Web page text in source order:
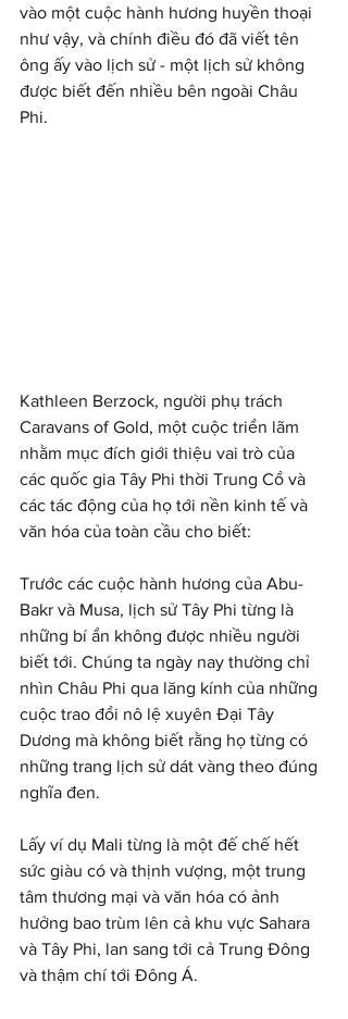
vào một cuộc hành hương huyền thoại
như vậy, và chính điều đó đã viết tên
ông ấy vào lịch sử - một lịch sử không
được biết đến nhiều bên ngoài Châu
Phi.
Kathleen Berzock, người phụ trách
Caravans of Gold, một cuộc triển lãm
nhằm mục đích giới thiệu vai trò của
các quốc gia Tây Phi thời Trung Cổ và
các tác động của họ tới nền kinh tế và
văn hóa của toàn cầu cho biết:
Trước các cuộc hành hương của Abu-
Bakr và Musa, lịch sử Tây Phi từng là
những bí ẩn không được nhiều người
biết tới. Chúng ta ngày nay thường chỉ
nhìn Châu Phi qua lăng kính của những
cuộc trao đổi nô lệ xuyên Đại Tây
Dương mà không biết rằng họ từng có
những trang lịch sử dát vàng theo đúng
nghĩa đen.
Lấy ví dụ Mali từng là một đế chế hết
sức giàu có và thịnh vượng, một trung
tâm thương mại và văn hóa có ảnh
hưởng bao trùm lên cả khu vực Sahara
và Tây Phi, lan sang tới cả Trung Đông
và thậm chí tới Đông Á.